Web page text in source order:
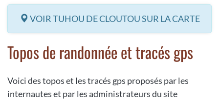
VOIR TUHOU DE CLOUTOU SUR LA CARTE
Topos de randonnée et tracés gps
Voici des topos et les tracés gps proposés par les
internautes et par les administrateurs du site